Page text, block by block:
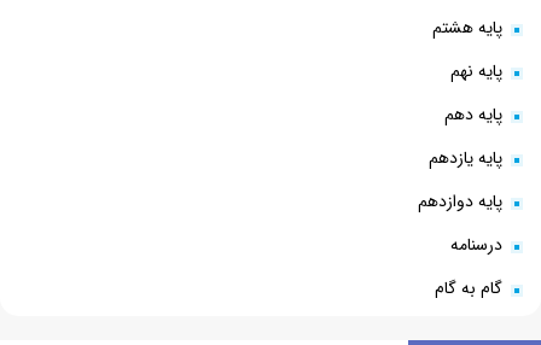
پایه هشتم
پایه نهم
پایه دهم
پایه یازدهم
پایه دوازدهم
درسنامه
گام به گام